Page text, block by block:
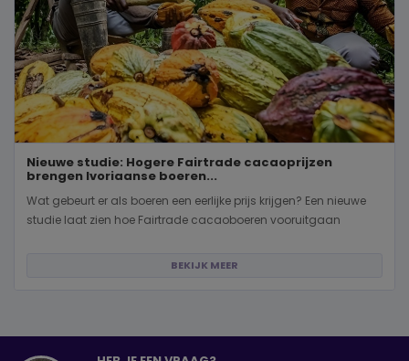
Nieuwe studie: Hogere Fairtrade cacaoprijzen
brengen Ivoriaanse boeren...
Wat gebeurt er als boeren een eerlijke prijs krijgen? Een nieuwe
studie laat zien hoe Fairtrade cacaoboeren vooruitgaan
BEKIJK MEER